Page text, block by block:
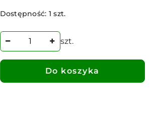
Dostępność: 1 szt.
szt.
Do koszyka